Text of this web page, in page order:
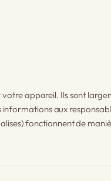
votre appareil. Ils sont
aux
fonctionnent de